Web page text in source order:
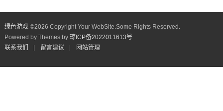
绿色游戏©2026 Copyright Your WebSite.Some Rights Reserved.
Powered by Themes by 琼ICP备2022011613号
联系我们
留言建议 网站管理